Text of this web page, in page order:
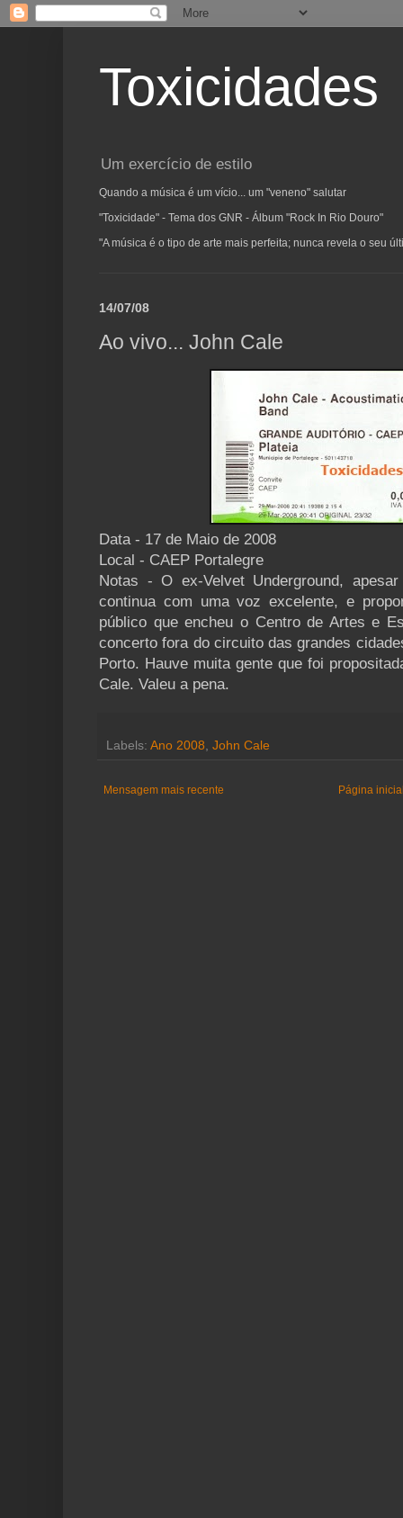
Toxicidades
Um exercício de estilo
Quando a música é um vício... um "veneno" salutar
"Toxicidade" - Tema dos GNR - Álbum "Rock In Rio Douro"
"A música é o tipo de arte mais perfeita; nunca revela o seu
14/07/08
Ao vivo... John Cale
Data - 17 de Maio de 2008
Local - CAEP Portalegre
Notas - O ex-Velvet Underground,
continua com uma voz excelente, e
público que encheu o Centro de Artes e
concerto fora do circuito das grandes
Porto. Hauve muita gente que foi
Cale. Valeu a pena.
Labels: Ano 2008, John Cale
Mensagem mais recente Página